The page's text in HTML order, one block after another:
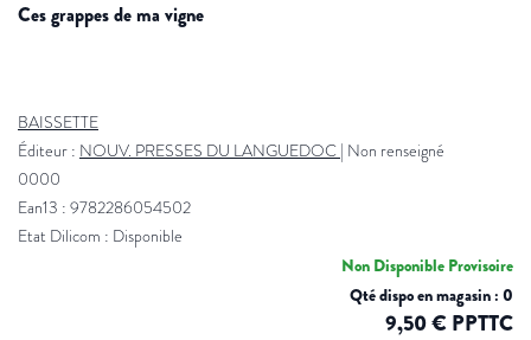
ces grappes de ma vigne
BAISSETTE
Éditeur : NOUV. PRESSES DU LANGUEDOC | Non renseigné
0000
Ean13 : 9782286054502
Etat Dilicom : Disponible
Non Disponible Provisoire
Qté dispo en magasin : 0
9,50 € PPTTC